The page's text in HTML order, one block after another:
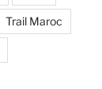
Trail Maroc